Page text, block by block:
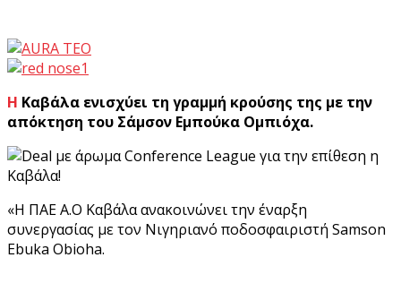
Η Καβάλα ενισχύει τη γραμμή κρούσης της με την
απόκτηση του Σάμσον Εμπούκα Ομπιόχα.
«Η ΠΑΕ Α.Ο Καβάλα ανακοινώνει την έναρξη
συνεργασίας με τον Νιγηριανό ποδοσφαιριστή Samson
Ebuka Obioha.